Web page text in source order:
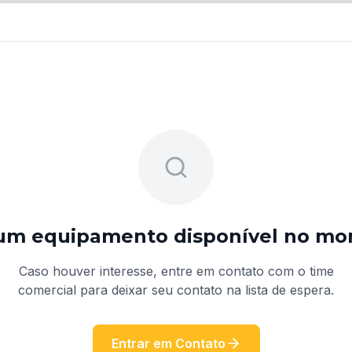
equipamento disponível no
Caso houver interesse, entre em contato com o time
comercial para deixar seu contato na lista de espera.
Entrar em Contato